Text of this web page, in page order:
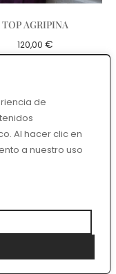
de
Al hacer clic en
a nuestro uso
TOP AGRIPINA
120,00 €
ABRIGO
MAGDA